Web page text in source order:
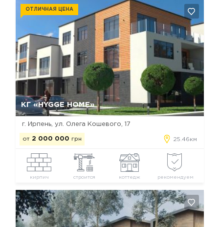
КГ «HYGGE HOME»
ОТЛИЧНАЯ ЦЕНА
г. Ирпень, ул. Олега Кошевого, 17
от 2 000 000 грн 25.46км
кирпич строится коттедж рекомендуем